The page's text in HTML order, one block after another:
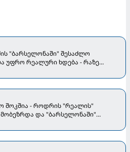
"ბარსელონაში" შესაძლო
უფრო რეალური ხდება - რაზე
შოკშია - როდრის "რეალის"
და "ბარსელონაში"